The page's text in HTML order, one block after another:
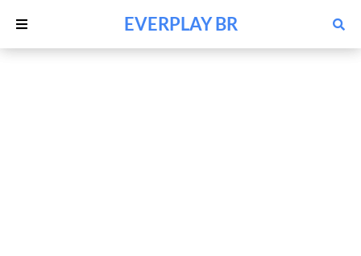
EVERPLAY BR